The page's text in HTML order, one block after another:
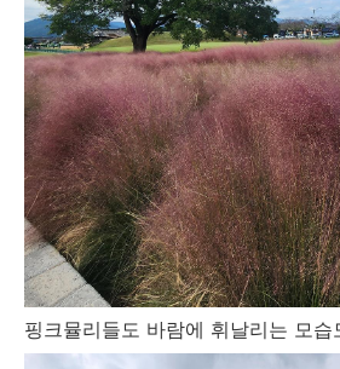
핑크뮬리들도 바람에 휘날리는 모습